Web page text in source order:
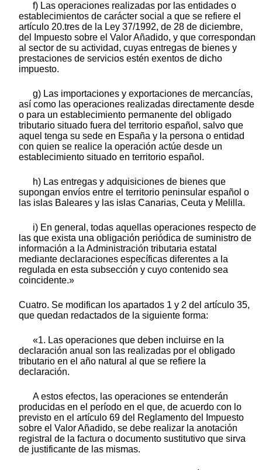
f) Las operaciones realizadas por las entidades o
establecimientos de carácter social a que se refiere el
artículo 20.tres de la Ley 37/1992, de 28 de diciembre,
del Impuesto sobre el Valor Añadido, y que correspondan
al sector de su actividad, cuyas entregas de bienes y
prestaciones de servicios estén exentos de dicho
impuesto.
g) Las importaciones y exportaciones de mercancías,
así como las operaciones realizadas directamente desde
o para un establecimiento permanente del obligado
tributario situado fuera del territorio español, salvo que
aquel tenga su sede en España y la persona o entidad
con quien se realice la operación actúe desde un
establecimiento situado en territorio español.
h) Las entregas y adquisiciones de bienes que
supongan envíos entre el territorio peninsular español o
las islas Baleares y las islas Canarias, Ceuta y Melilla.
i) En general, todas aquellas operaciones respecto de
las que exista una obligación periódica de suministro de
información a la Administración tributaria estatal
mediante declaraciones específicas diferentes a la
regulada en esta subsección y cuyo contenido sea
coincidente.»
Cuatro. Se modifican los apartados 1 y 2 del artículo 35,
que quedan redactados de la siguiente forma:
«1. Las operaciones que deben incluirse en la
declaración anual son las realizadas por el obligado
tributario en el año natural al que se refiere la
declaración.
A estos efectos, las operaciones se entenderán
producidas en el período en el que, de acuerdo con lo
previsto en el artículo 69 del Reglamento del Impuesto
sobre el Valor Añadido, se debe realizar la anotación
registral de la factura o documento sustitutivo que sirva
de justificante de las mismas.